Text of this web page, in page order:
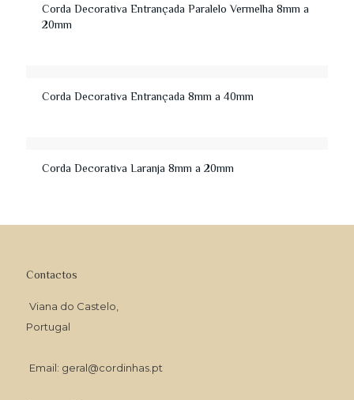
Corda Decorativa Entrançada Paralelo Vermelha 8mm a
20mm
Corda Decorativa Entrançada 8mm a 40mm
Corda Decorativa Laranja 8mm a 20mm
Contactos
Viana do Castelo,
Portugal
Email: geral@cordinhas.pt